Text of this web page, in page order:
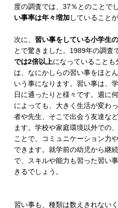
度の調査では、37％とのことで
い事率は年々増加していること
次に、 習い事をしている小学生
とで驚きました。1989年の調査
では2倍以上になっていること
は、なにかしらの習い事をほと
いう事になります。習い事は、
日に通ったりと様々です。週に
によっても、大きく生活が変わ
者や先生、そこで出会う友達な
ます。学校や家庭環境以外での
ことで、コミュニケーション力
できます。就学前の幼児から継
で、スキルや能力も習った習い
きるでしょう。
習い事も、種類は数えきれない